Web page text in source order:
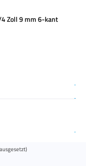
Zoll 9 mm 6-kant